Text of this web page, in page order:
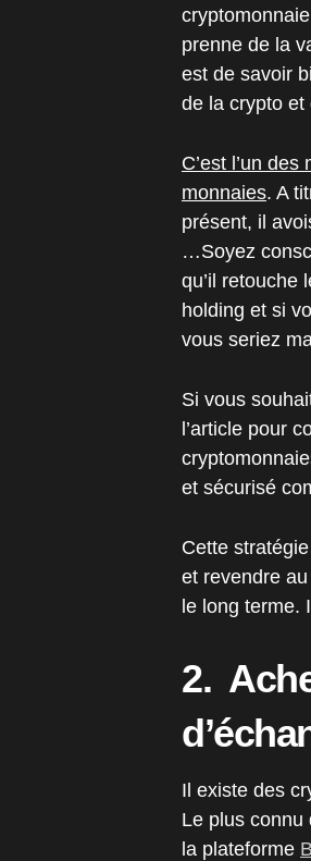
prenne de la
est de savoir
de la crypto et
C’est l’un
monnaies. A
présent, il
…Soyez
qu’il retouche
holding et si
vous seriez
Si vous
l’article pour
et sécurisé
Cette
et revendre
le long terme.
2.
Il existe des
Le plus connu
la plateforme